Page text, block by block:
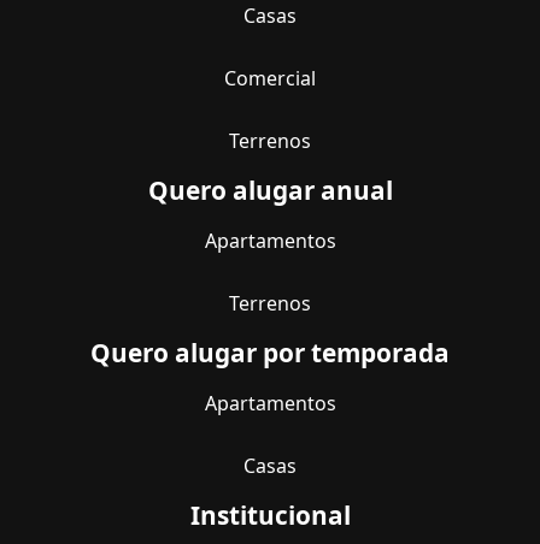
Casas
Comercial
Terrenos
Quero alugar anual
Apartamentos
Terrenos
Quero alugar por temporada
Apartamentos
Casas
Institucional